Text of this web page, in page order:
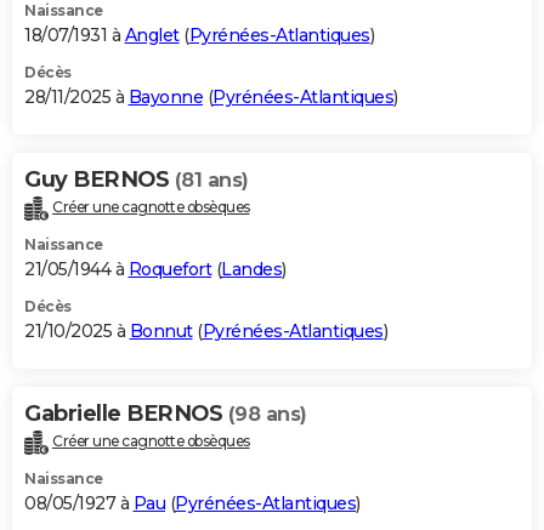
Naissance
18/07/1931 à Anglet(Pyrénées-Atlantiques)
Décès
28/11/2025 à Bayonne (Pyrénées-Atlantiques)
Guy BERNOS (81 ans)
Créer une cagnotte obsèques
Naissance
21/05/1944 à Roquefort(Landes)
Décès
21/10/2025 à Bonnut(Pyrénées-Atlantiques)
Gabrielle BERNOS (98 ans)
Créer une cagnotte obsèques
Naissance
08/05/1927 à Pau (Pyrénées-Atlantiques)